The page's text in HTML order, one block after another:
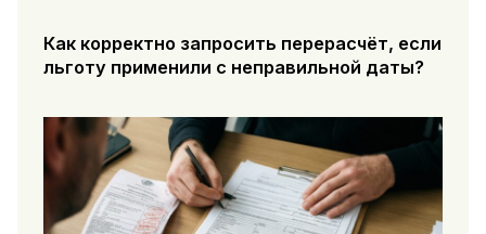
Как корректно запросить перерасчёт, если
льготу применили с неправильной даты?